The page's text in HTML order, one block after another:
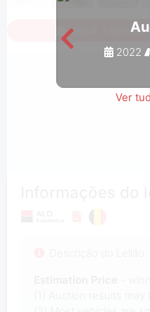
2022
Ver
Iniciar a sessão